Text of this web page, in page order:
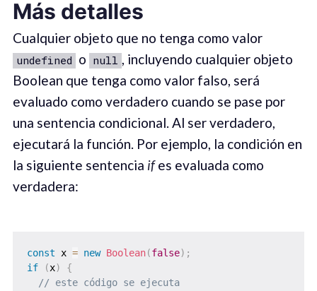
Más detalles
Cualquier objeto que no tenga como valor
undefined o null , incluyendo cualquier objeto
Boolean que tenga como valor falso, será
evaluado como verdadero cuando se pase por
una sentencia condicional. Al ser verdadero,
ejecutará la función. Por ejemplo, la condición en
la siguiente sentencia ifes evaluada como
verdadera:
const x = new Boolean(false) ;
if
(x)
{
// este código se ejecuta